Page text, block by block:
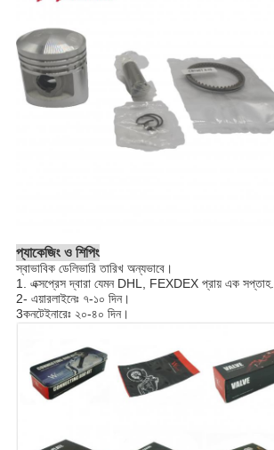
প্যাকেজিং ও শিপিং
স্বাভাবিক ডেলিভারি তারিখ অন্যভাবে।
1. এক্সপ্রেস দ্বারা যেমন DHL, FEXDEX প্রায় এক সপ্তাহ.
2- এয়ারলাইনেঃ ৭-১০ দিন।
3কনটেইনারেঃ ২০-৪০ দিন।